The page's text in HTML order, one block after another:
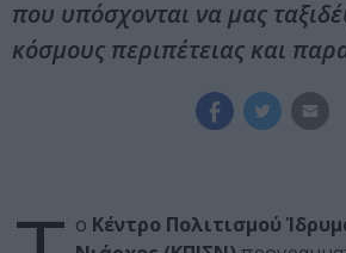
που υπόσχονται να μας
κόσμους περιπέτειας και
ο Κέντρο Πολιτισμού